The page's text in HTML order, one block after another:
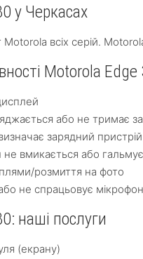
у Черкасах
всіх серій.
Motorola Edge
або не тримає
зарядний пристрій
вмикається або гальмує
розмиття на фото
не спрацьовує мікрофон
наші послуги
(екрану)